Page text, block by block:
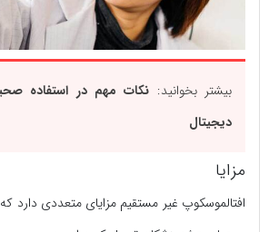
بیشتر بخوانید: نکات مهم در استفاده
دیجیتال
مزایا
افتالموسکوپ غیر مستقیم مزایای متعددی دارد